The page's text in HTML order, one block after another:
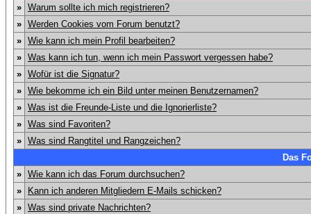
» Warum sollte ich mich registrieren?
» Werden Cookies vom Forum benutzt?
» Wie kann ich mein Profil bearbeiten?
» Was kann ich tun, wenn ich mein Passwort vergessen habe?
» Wofür ist die Signatur?
» Wie bekomme ich ein Bild unter meinen Benutzernamen?
» Was ist die Freunde-Liste und die Ignorierliste?
» Was sind Favoriten?
» Was sind Rangtitel und Rangzeichen?
Das
» Wie kann ich das Forum durchsuchen?
»
Kann ich anderen Mitgliedern E-Mails schicken?
» Was sind private Nachrichten?